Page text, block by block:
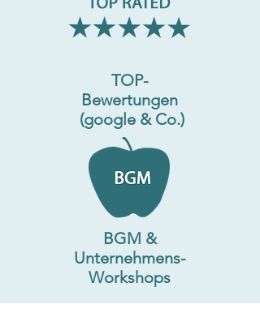
TOP-
Bewertungen
(google & Co.)​
BGM &
Unternehmens-
Workshops